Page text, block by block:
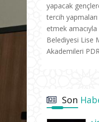
yapacak
tercih
etmek
Belediyesi Lise
Akademileri
Son